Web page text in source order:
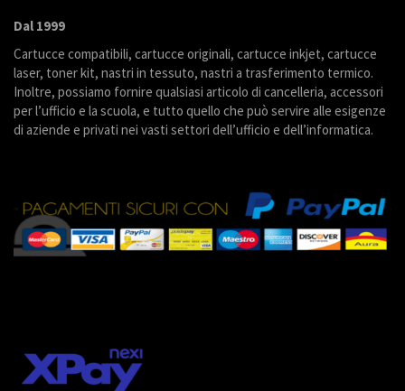
Dal 1999
Cartucce compatibili, cartucce originali, cartucce inkjet, cartucce
laser, toner kit, nastri in tessuto, nastri a trasferimento termico.
Inoltre, possiamo fornire qualsiasi articolo di cancelleria, accessori
per l’ufficio e la scuola, e tutto quello che può servire alle esigenze
di aziende e privati nei vasti settori dell’ufficio e dell’informatica.